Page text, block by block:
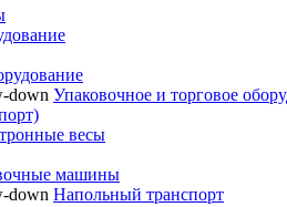
Упаковочное и торговое
весы
машины
Напольный транспорт